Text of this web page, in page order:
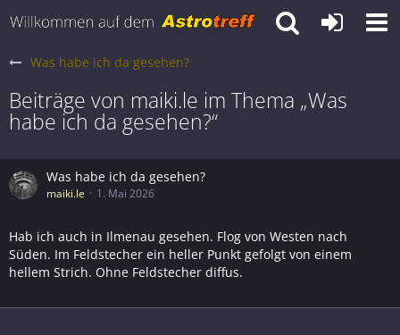
Was habe ich da gesehen?
Beiträge von maiki.le im Thema „Was
habe ich da gesehen?“
Was habe ich da gesehen?
maiki.le 1. Mai 2026
Hab ich auch in Ilmenau gesehen. Flog von Westen nach
Süden. Im Feldstecher ein heller Punkt gefolgt von einem
hellem Strich. Ohne Feldstecher diffus.